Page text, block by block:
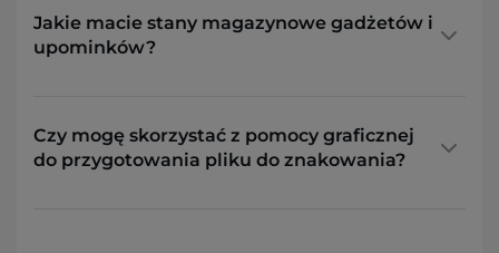
Jakie macie stany magazynowe gadżetów i
upominków?
Czy mogę skorzystać z pomocy graficznej
do przygotowania pliku do znakowania?